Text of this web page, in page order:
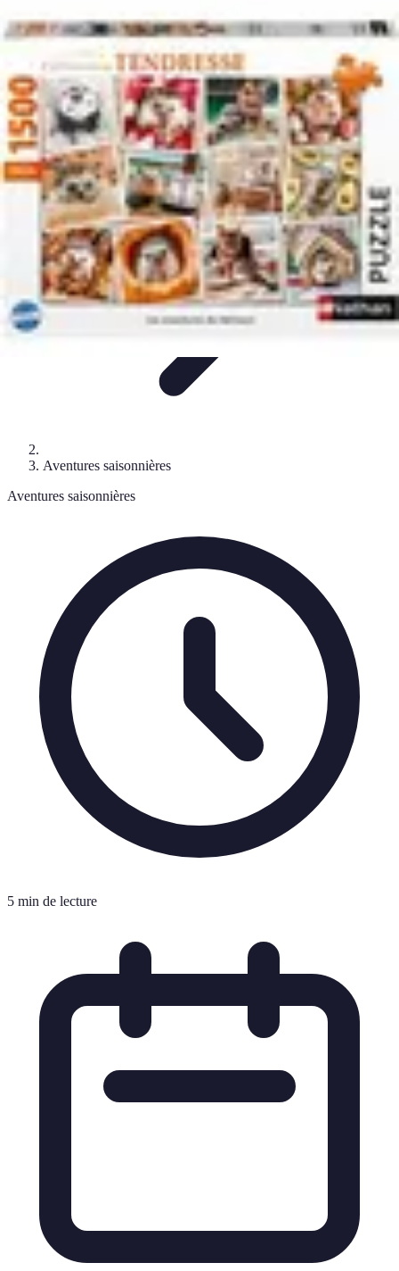
Activités AventureOrganisation d'Aventures Planification
Aventures Ado
Aventures saisonnières
Aventures saisonnières
5 min de lecture